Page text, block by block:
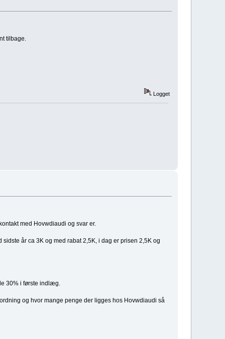
tilbage.
Logget
med Hovwdiaudi og svar er.
år ca 3K og med rabat 2,5K, i dag er prisen 2,5K og
30% i første indlæg.
og hvor mange penge der ligges hos Hovwdiaudi så